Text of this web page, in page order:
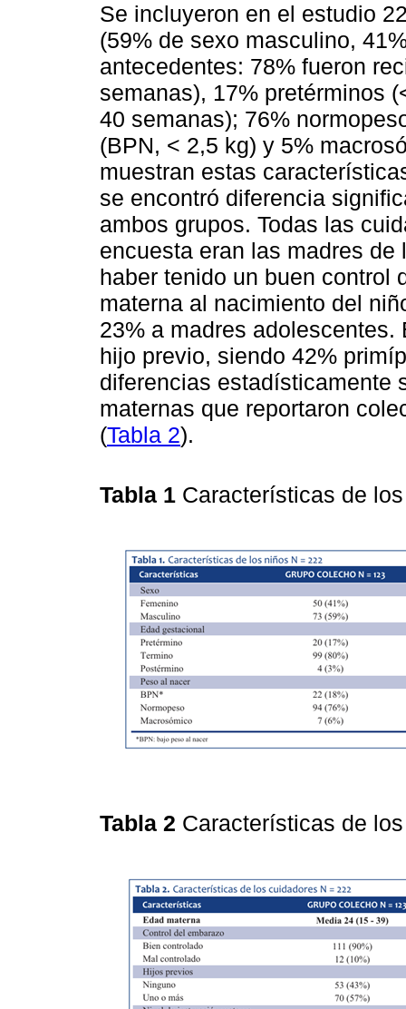
Se incluyeron en el estudio
(59% de sexo masculino,
antecedentes: 78% fueron
semanas), 17% pretérminos
40 semanas); 76%
(BPN, < 2,5 kg) y 5%
muestran estas
se encontró diferencia
ambos grupos. Todas las
encuesta eran las madres
haber tenido un buen control
materna al nacimiento del
23% a madres
hijo previo, siendo 42%
diferencias estadísticamente
maternas que reportaron
(Tabla 2).
Tabla 1 Características de
Tabla 2 Características de